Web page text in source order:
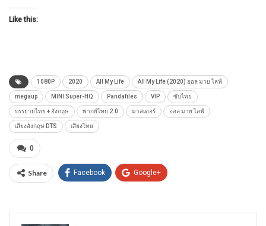
Like this:
1080P 2020 All My Life All My Life (2020) ออล มาย ไลฟ์
megaup MINI Super-HQ Pandafiles VIP ซับไทย
บรรยายไทย + อังกฤษ พากย์ไทย 2.0 มาสเตอร์ ออล มาย ไลฟ์
เสียงอังกฤษ DTS เสียงไทย
0
Share Facebook Google+